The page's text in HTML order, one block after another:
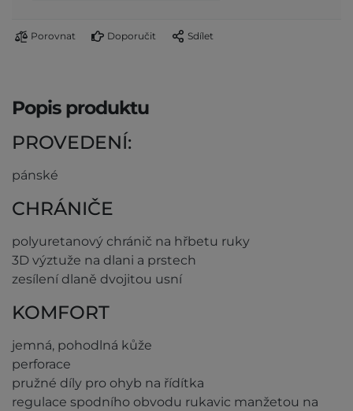
Porovnat Doporučit Sdílet
Popis produktu
PROVEDENÍ:
pánské
CHRÁNIČE
polyuretanový chránič na hřbetu ruky
3D výztuže na dlani a prstech
zesílení dlaně dvojitou usní
KOMFORT
jemná, pohodlná kůže
perforace
pružné díly pro ohyb na řídítka
regulace spodního obvodu rukavic manžetou na